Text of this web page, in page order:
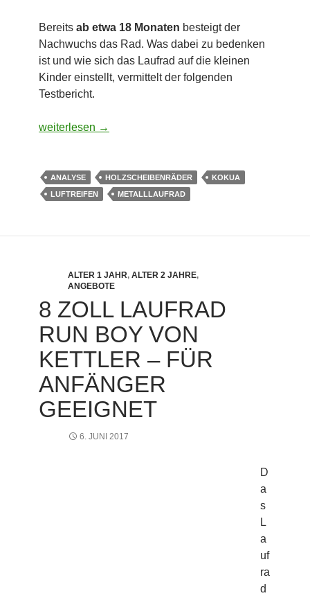
Bereits ab etwa 18 Monaten besteigt der
Nachwuchs das Rad. Was dabei zu bedenken
ist und wie sich das Laufrad auf die kleinen
Kinder einstellt, vermittelt der folgenden
Testbericht.
Holzlaufrad LIKEaBike Mini ab 18 Monaten
weiterlesen →
ANALYSE HOLZSCHEIBENRÄDER
KOKUA
LUFTREIFEN
METALLLAUFRAD
ALTER 1 JAHR, ALTER 2 JAHRE,
ANGEBOTE
8 ZOLL LAUFRAD
RUN BOY VON
KETTLER – FÜR
ANFÄNGER
GEEIGNET
6. JUNI 2017
D
a
s
L
a
uf
ra
d